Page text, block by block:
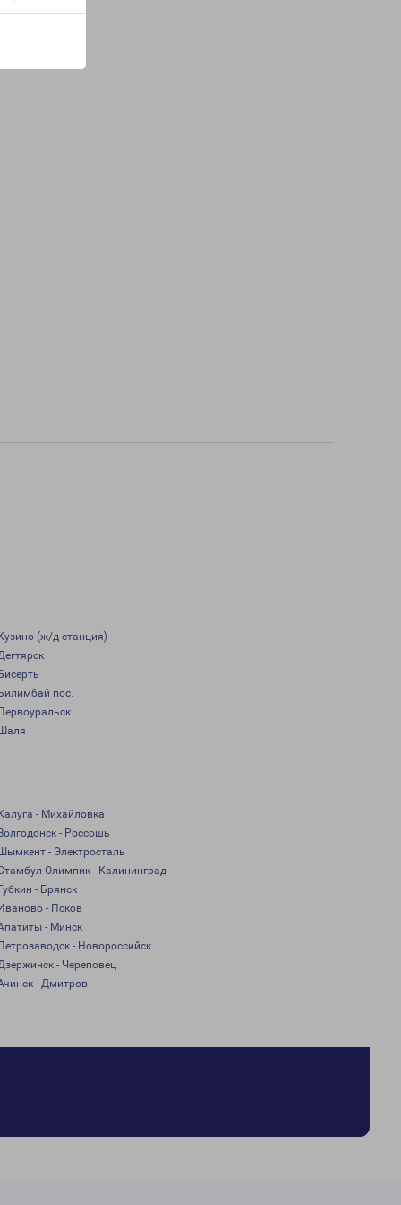
(ж/д станция)
пос.
- Михайловка
- Россошь
- Электросталь
Олимпик - Калининград
- Брянск
- Псков
- Минск
- Новороссийск
- Череповец
- Дмитров